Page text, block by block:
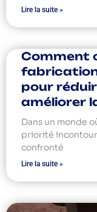
Lire la suite »
Comment
pour
améliorer
Dans un monde
priorité
confronté
Lire la suite »